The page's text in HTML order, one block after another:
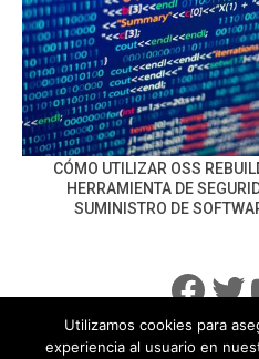
CÓMO UTILIZAR OSS
HERRAMIENTA DE
SUMINISTRO DE
Utilizamos cookies para
experiencia al usuario en